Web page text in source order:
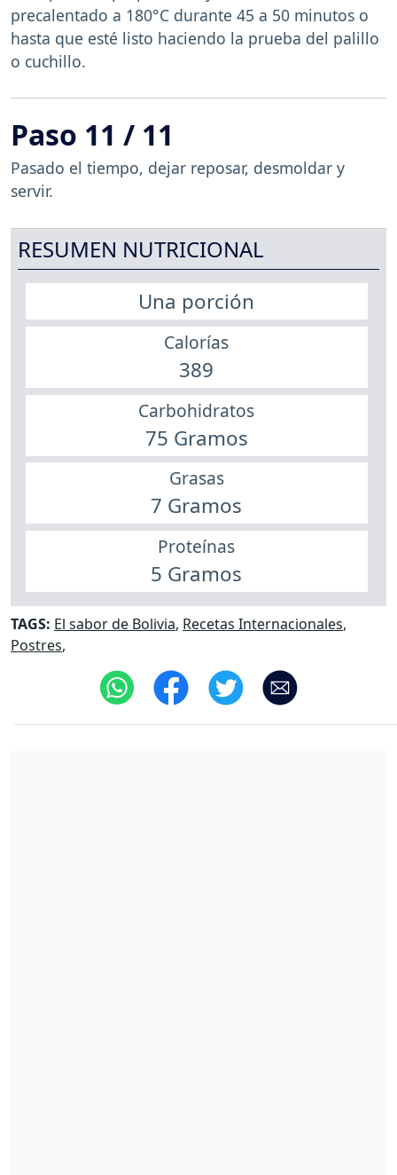
precalentado a 180°C durante 45 a 50 minutos o
hasta que esté listo haciendo la prueba del palillo
o cuchillo.
Paso 11 / 11
Pasado el tiempo, dejar reposar, desmoldar y
servir.
RESUMEN NUTRICIONAL
Una porción
Calorías
389
Carbohidratos
75 Gramos
Grasas
7 Gramos
Proteínas
5 Gramos
TAGS: El sabor de Bolivia, Recetas Internacionales,
Postres,